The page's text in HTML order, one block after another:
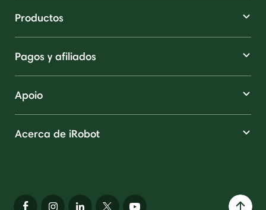
Productos
Pagos y afiliados
Apoio
Acerca de iRobot